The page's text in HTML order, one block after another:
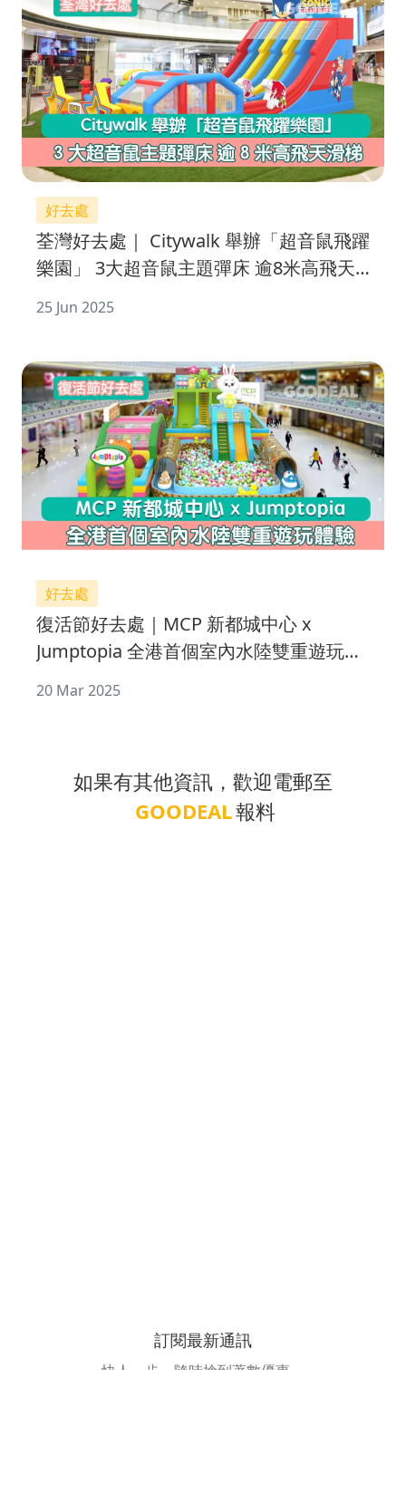
好去處
荃灣好去處｜ Citywalk 舉辦「超音鼠飛躍
樂園」 3大超音鼠主題彈床 逾8米高飛天
25 Jun 2025
好去處
復活節好去處｜MCP 新都城中心 x
Jumptopia 全港首個室內水陸雙重遊玩體
20 Mar 2025
如果有其他資訊，歡迎電郵至
GOODEAL報料
訂閱最新通訊
快人一步，隨時搶到著數優惠。